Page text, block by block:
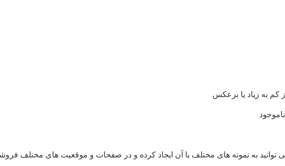
کم به زیاد یا برعکس
توانید به نمونه های مختلف با آن ایجاد کرده و در صفحات و موقعیت های مختلف